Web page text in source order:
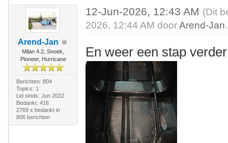
Arend-Jan
Milan 4.2, Snoek,
Pioneer, Hurricane
Berichten: 804
Topics: 1
Lid sinds: Jun 2022
Bedankt: 416
2769 x bedankt in
806 berichten
12-Jun-2026, 12:43 AM (Dit
2026, 12:44 AM doorArend-Jan
En weer een stap